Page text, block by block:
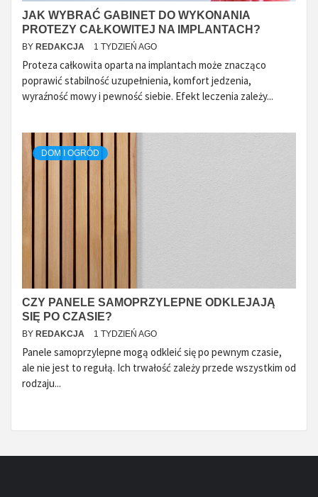
JAK WYBRAĆ GABINET DO WYKONANIA
PROTEZY CAŁKOWITEJ NA IMPLANTACH?
BY REDAKCJA 1 TYDZIEŃ AGO
Proteza całkowita oparta na implantach może znacząco
poprawić stabilność uzupełnienia, komfort jedzenia,
wyraźność mowy i pewność siebie. Efekt leczenia zależy...
DOM I OGRÓD
CZY PANELE SAMOPRZYLEPNE ODKLEJAJĄ
SIĘ PO CZASIE?
BY REDAKCJA 1 TYDZIEŃ AGO
Panele samoprzylepne mogą odkleić się po pewnym czasie,
ale nie jest to regułą. Ich trwałość zależy przede wszystkim od
rodzaju...